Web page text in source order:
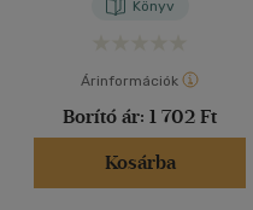
Könyv
Árinformációk
Borító ár: 1 702 Ft
Kosárba